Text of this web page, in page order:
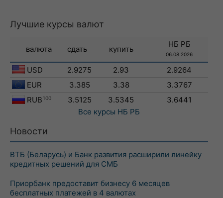
Лучшие курсы валют
валюта сдать купить
НБ РБ
06.08.2026
USD 2.9275 2.93
2.9264
EUR
3.385 3.38
3.3767
RUB 100 3.5125 3.5345
3.6441
Все курсы НБ РБ
Новости
ВТБ (Беларусь) и Банк развития расширили линейку
кредитных решений для СМБ
Приорбанк предоставит бизнесу 6 месяцев
бесплатных платежей в 4 валютах